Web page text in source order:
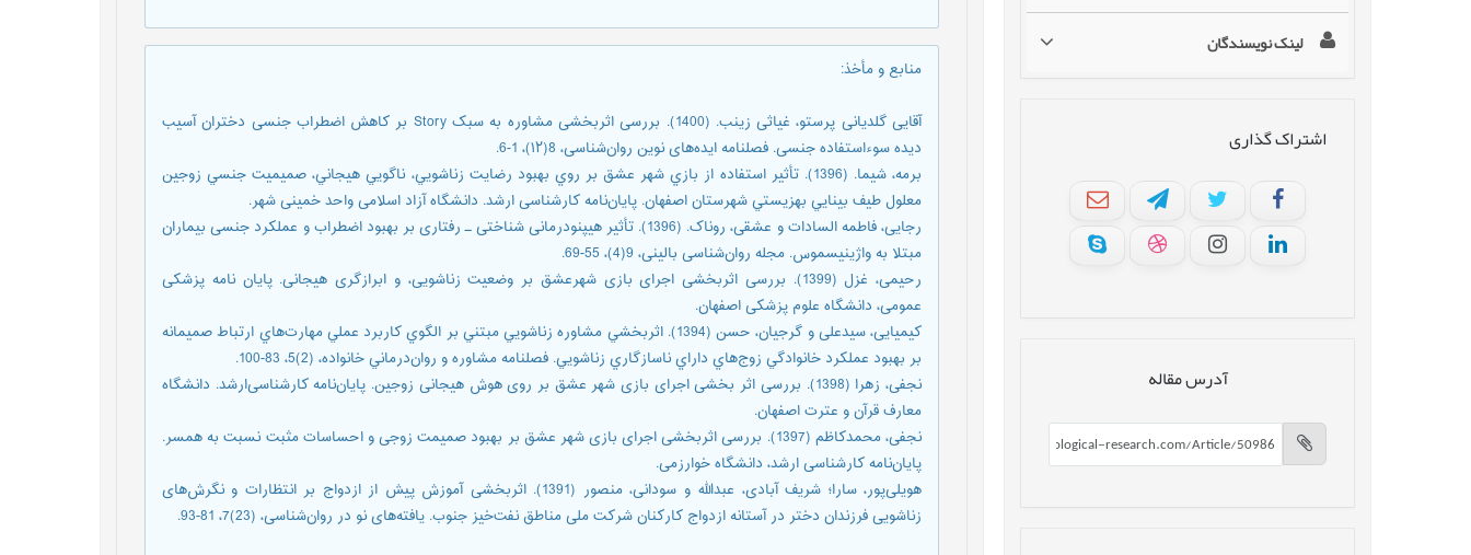
لینک نویسندگان
اشتراک گذاری
آدرس مقاله
منابع و مأخذ:
آقایی گلدیانی پرستو، غیاثی زینب. (1400). بررسی اثربخشی مشاوره به سبک Story بر کاهش اضطراب جنسی دختران آسیب
دیده سوءاستفاده جنسی. فصلنامه ایده‌های نوین روان‌شناسی، 8(۱۲)، 1-6.
برمه، شیما. (1396). تأثیر استفاده از بازي شهر عشق بر روي بهبود رضايت زناشويي، ناگويي هیجاني، صمیمیت جنسي زوجین
معلول طیف بینايي بهزيستي شهرستان اصفهان. پایان‌نامه کارشناسی ارشد. دانشگاه آزاد اسلامی واحد خمینی شهر.
رجایی، فاطمه السادات و عشقی، روناک. (1396). تأثیر هیپنودرمانی شناختی ـ رفتاری بر بهبود اضطراب و عملکرد جنسی بیماران
مبتلا به واژینیسموس. مجله روان‌شناسی بالینی، 9(4)، 55-69.
رحیمی، غزل (1399). بررسی اثربخشی اجرای بازی شهرعشق بر وضعیت زناشویی، و ابرازگری هیجانی. پایان نامه پزشکی
عمومی، دانشگاه علوم پزشکی اصفهان.
کیمیایی، سیدعلی و گرجیان، حسن (1394). اثربخشي مشاوره زناشويي مبتني بر الگوي كاربرد عملي مهارت‌هاي ارتباط صمیمانه
بر بهبود عملكرد خانوادگي زوج‌هاي داراي ناسازگاري زناشويي. فصلنامه مشاوره و روان‌درماني خانواده، (2)5، 83-100.
نجفی، زهرا (1398). بررسی اثر بخشی اجرای بازی شهر عشق بر روی هوش هیجانی زوجین. پایان‌نامه کارشناسی‌ارشد. دانشگاه
معارف قرآن و عترت اصفهان.
نجفی، محمدکاظم (1397). بررسی اثربخشی اجرای بازی شهر عشق بر بهبود صمیمت زوجی و احساسات مثبت نسبت به همسر.
پایان‎‌نامه کارشناسی ارشد، دانشگاه خوارزمی.
هویلی‌پور، سارا؛ شریف آبادی، عبدالله و سودانی، منصور (1391). اثربخشی آموزش پیش از ازدواج بر انتظارات و نگرش‌های
زناشویی فرزندان دختر در آستانه ازدواج کارکنان شرکت ملی مناطق نفت‌‌خیز جنوب. یافته‌های نو در روان‌شناسی، (23)7، 81-93.